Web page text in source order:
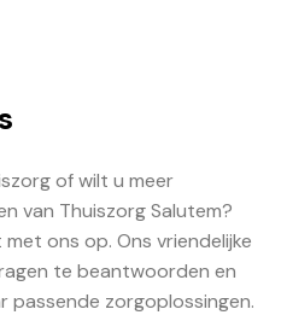
of wilt u meer
van Thuiszorg Salutem?
ons op. Ons vriendelijke
te beantwoorden en
passende zorgoplossingen.